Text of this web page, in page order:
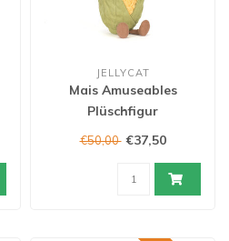
JELLYCAT
Mais Amuseables
Plüschfigur
€50,00 €37,50